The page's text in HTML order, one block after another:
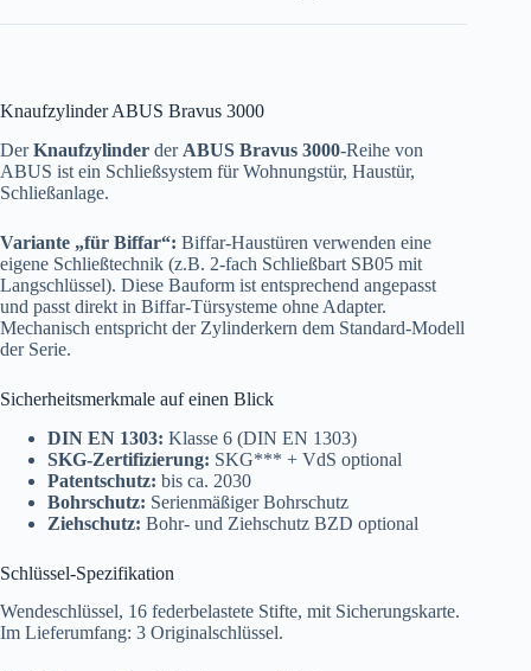
Knaufzylinder ABUS Bravus 3000
DerKnaufzylinder der ABUS Bravus 3000-Reihe von
ABUS ist ein Schließsystem für Wohnungstür, Haustür,
Schließanlage.
Variante „für Biffar“: Biffar-Haustüren verwenden eine
eigene Schließtechnik (z.B. 2-fach Schließbart SB05 mit
Langschlüssel). Diese Bauform ist entsprechend angepasst
und passt direkt in Biffar-Türsysteme ohne Adapter.
Mechanisch entspricht der Zylinderkern dem Standard-Modell
der Serie.
Sicherheitsmerkmale auf einen Blick
DIN EN 1303: Klasse 6 (DIN EN 1303)
SKG-Zertifizierung: SKG*** + VdS optional
Patentschutz: bis ca. 2030
Bohrschutz: Serienmäßiger Bohrschutz
Ziehschutz: Bohr- und Ziehschutz BZD optional
Schlüssel-Spezifikation
Wendeschlüssel, 16 federbelastete Stifte, mit Sicherungskarte.
Im Lieferumfang: 3 Originalschlüssel.